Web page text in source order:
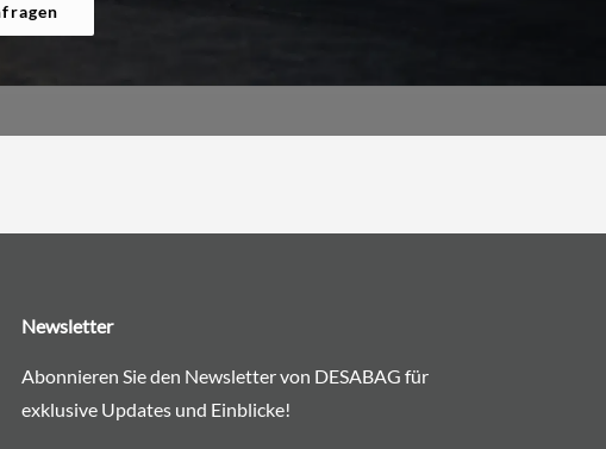
Newsletter
Abonnieren Sie den Newsletter von DESABAG für
exklusive Updates und Einblicke!